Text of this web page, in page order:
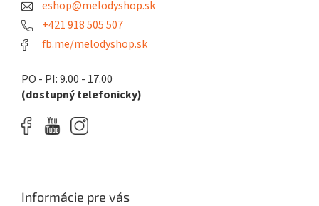
eshop@melodyshop.sk
+421 918 505 507
fb.me/melodyshop.sk
PO - PI: 9.00 - 17.00
(dostupný telefonicky)
Informácie pre vás